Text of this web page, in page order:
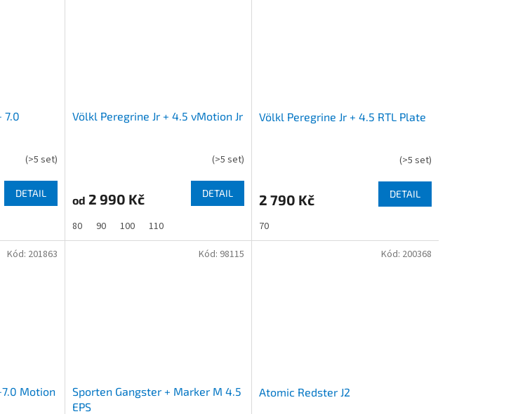
7.0
(>5 set)
DETAIL
Völkl Peregrine Jr + 4.5 vMotion Jr
(>5 set)
od 2 990 Kč DETAIL
80 90 100 110
Völkl Peregrine Jr + 4.5 RTL Plate
(>5 set)
2 790 Kč DETAIL
70
Motion
Kód: 201863
Sporten Gangster + Marker M 4.5
EPS
Kód: 98115
Atomic Redster J2
Kód: 200368